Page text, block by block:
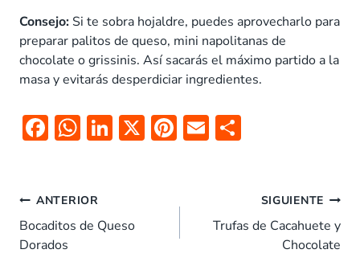
Consejo: Si te sobra hojaldre, puedes aprovecharlo para
preparar palitos de queso, mini napolitanas de
chocolate o grissinis. Así sacarás el máximo partido a la
masa y evitarás desperdiciar ingredientes.
F
b
o
o
W
s
A
Li
dI
X Pi
es
t
E
ar
Navegación
de
entradas
ANTERIOR
Bocaditos de Queso
Dorados
SIGUIENTE
Trufas de Cacahuete y
Chocolate